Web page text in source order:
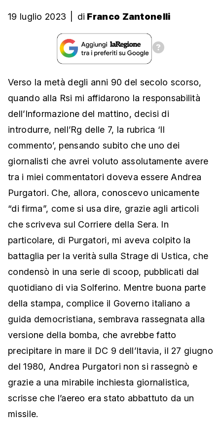
19 luglio 2023 di Franco Zantonelli
Verso la metà degli anni 90 del secolo scorso,
quando alla Rsi mi affidarono la responsabilità
dell’Informazione del mattino, decisi di
introdurre, nell’Rg delle 7, la rubrica ‘Il
commento’, pensando subito che uno dei
giornalisti che avrei voluto assolutamente avere
tra i miei commentatori doveva essere Andrea
Purgatori. Che, allora, conoscevo unicamente
“di firma”, come si usa dire, grazie agli articoli
che scriveva sul Corriere della Sera. In
particolare, di Purgatori, mi aveva colpito la
battaglia per la verità sulla Strage di Ustica, che
condensò in una serie di scoop, pubblicati dal
quotidiano di via Solferino. Mentre buona parte
della stampa, complice il Governo italiano a
guida democristiana, sembrava rassegnata alla
versione della bomba, che avrebbe fatto
precipitare in mare il DC 9 dell’Itavia, il 27 giugno
del 1980, Andrea Purgatori non si rassegnò e
grazie a una mirabile inchiesta giornalistica,
scrisse che l’aereo era stato abbattuto da un
missile.